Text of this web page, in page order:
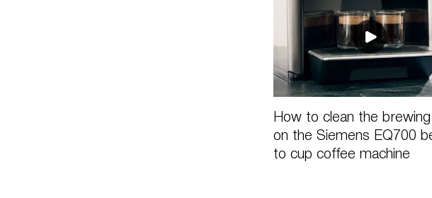
How to clean the
on the Siemens EQ700
to cup coffee machine